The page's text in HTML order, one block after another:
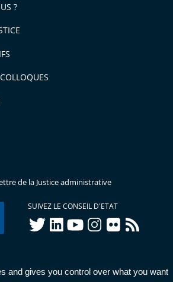
and gives you control over what you want
?
de la Justice administrative
SUIVEZ LE CONSEIL D'ETAT
twitterlinkedInyoutubeinstagram
flickr rss
- Mentions légales Données